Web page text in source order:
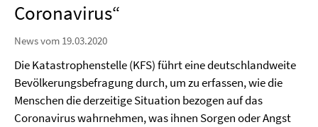
Coronavirus“
News vom 19.03.2020
Die Katastrophenstelle (KFS) führt eine deutschlandweite
Bevölkerungsbefragung durch, um zu erfassen, wie die
Menschen die derzeitige Situation bezogen auf das
Coronavirus wahrnehmen, was ihnen Sorgen oder Angst